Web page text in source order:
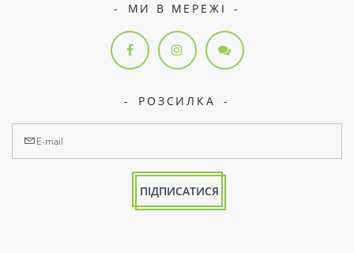
МИ В МЕРЕЖІ
РОЗСИЛКА
ПІДПИСАТИСЯ